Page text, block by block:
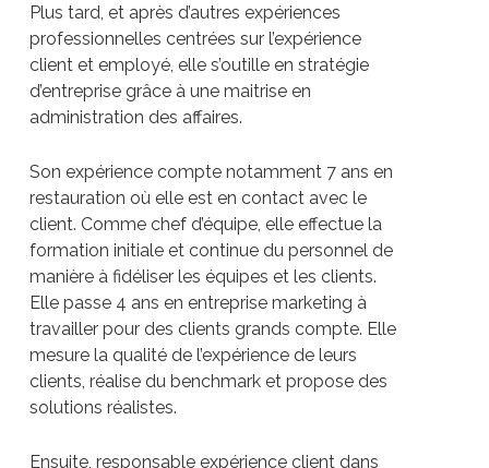
Plus tard, et après d’autres expériences
professionnelles centrées sur l’expérience
client et employé, elle s’outille en stratégie
d’entreprise grâce à une maitrise en
administration des affaires.
Son expérience compte notamment 7 ans en
restauration où elle est en contact avec le
client. Comme chef d’équipe, elle effectue la
formation initiale et continue du personnel de
manière à fidéliser les équipes et les clients.
Elle passe 4 ans en entreprise marketing à
travailler pour des clients grands compte. Elle
mesure la qualité de l’expérience de leurs
clients, réalise du benchmark et propose des
solutions réalistes.
Ensuite, responsable expérience client dans